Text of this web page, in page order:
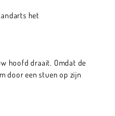
het
hoofd draait. Omdat de
door een stuen op zijn